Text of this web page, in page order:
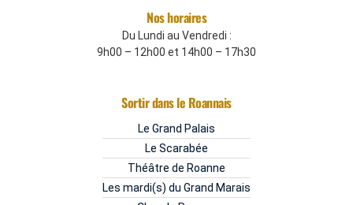
Nos horaires
Du Lundi au Vendredi :
9h00 – 12h00 et 14h00 – 17h30
Sortir dans le Roannais
Le Grand Palais
Le Scarabée
Théâtre de Roanne
Les mardi(s) du Grand Marais